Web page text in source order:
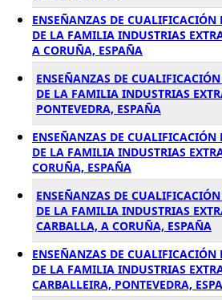
ENSEÑANZAS DE
DE LA FAMILIA INDUSTRIAS
A CORUÑA, ESPAÑA
ENSEÑANZAS DE
DE LA FAMILIA INDUSTRIAS
PONTEVEDRA, ESPAÑA
ENSEÑANZAS DE
DE LA FAMILIA INDUSTRIAS
CORUÑA, ESPAÑA
ENSEÑANZAS DE
DE LA FAMILIA INDUSTRIAS
CARBALLA, A CORUÑA, ESPAÑA
ENSEÑANZAS DE
DE LA FAMILIA INDUSTRIAS
CARBALLEIRA, PONTEVEDRA,